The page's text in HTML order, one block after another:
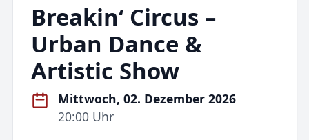
Breakin‘ Circus –
Urban Dance &
Artistic Show
Mittwoch, 02. Dezember 2026
20:00 Uhr